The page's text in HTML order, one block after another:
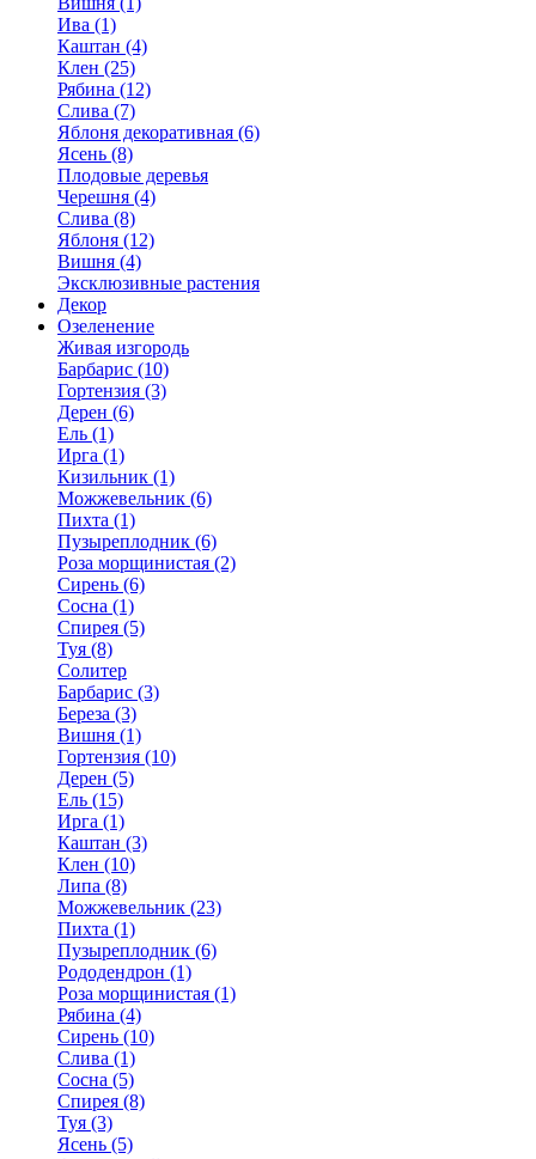
Ива (1)
Каштан (4)
Клен (25)
Рябина (12)
Слива (7)
Яблоня декоративная (6)
Ясень (8)
Плодовые деревья
Черешня (4)
Слива (8)
Яблоня (12)
Вишня (4)
Эксклюзивные растения
Декор
Озеленение
Живая изгородь
Барбарис (10)
Гортензия (3)
Дерен (6)
Ель (1)
Ирга (1)
Кизильник (1)
Можжевельник (6)
Пихта (1)
Пузыреплодник (6)
Роза морщинистая (2)
Сирень (6)
Сосна (1)
Спирея (5)
Туя (8)
Солитер
Барбарис (3)
Береза (3)
Вишня (1)
Гортензия (10)
Дерен (5)
Ель (15)
Ирга (1)
Каштан (3)
Клен (10)
Липа (8)
Можжевельник (23)
Пихта (1)
Пузыреплодник (6)
Рододендрон (1)
Роза морщинистая (1)
Рябина (4)
Сирень (10)
Слива (1)
Сосна (5)
Спирея (8)
Туя (3)
Ясень (5)